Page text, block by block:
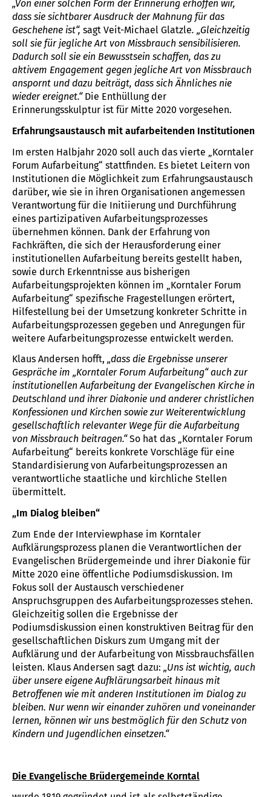
„Von einer solchen Form der Erinnerung erhoffen wir,
dass sie sichtbarer Ausdruck der Mahnung für das
Geschehene ist“, sagt Veit-Michael Glatzle. „Gleichzeitig
soll sie für jegliche Art von Missbrauch sensibilisieren.
Dadurch soll sie ein Bewusstsein schaffen, das zu
aktivem Engagement gegen jegliche Art von Missbrauch
anspornt und dazu beiträgt, dass sich Ähnliches nie
wieder ereignet.“ Die Enthüllung der
Erinnerungsskulptur ist für Mitte 2020 vorgesehen.
Erfahrungsaustausch mit aufarbeitenden Institutionen
Im ersten Halbjahr 2020 soll auch das vierte „Korntaler
Forum Aufarbeitung“ stattfinden. Es bietet Leitern von
Institutionen die Möglichkeit zum Erfahrungsaustausch
darüber, wie sie in ihren Organisationen angemessen
Verantwortung für die Initiierung und Durchführung
eines partizipativen Aufarbeitungsprozesses
übernehmen können. Dank der Erfahrung von
Fachkräften, die sich der Herausforderung einer
institutionellen Aufarbeitung bereits gestellt haben,
sowie durch Erkenntnisse aus bisherigen
Aufarbeitungsprojekten können im „Korntaler Forum
Aufarbeitung“ spezifische Fragestellungen erörtert,
Hilfestellung bei der Umsetzung konkreter Schritte in
Aufarbeitungsprozessen gegeben und Anregungen für
weitere Aufarbeitungsprozesse entwickelt werden.
Klaus Andersen hofft, „dass die Ergebnisse unserer
Gespräche im „Korntaler Forum Aufarbeitung“ auch zur
institutionellen Aufarbeitung der Evangelischen Kirche in
Deutschland und ihrer Diakonie und anderer christlichen
Konfessionen und Kirchen sowie zur Weiterentwicklung
gesellschaftlich relevanter Wege für die Aufarbeitung
von Missbrauch beitragen.“So hat das „Korntaler Forum
Aufarbeitung“ bereits konkrete Vorschläge für eine
Standardisierung von Aufarbeitungsprozessen an
verantwortliche staatliche und kirchliche Stellen
übermittelt.
„Im Dialog bleiben“
Zum Ende der Interviewphase im Korntaler
Aufklärungsprozess planen die Verantwortlichen der
Evangelischen Brüdergemeinde und ihrer Diakonie für
Mitte 2020 eine öffentliche Podiumsdiskussion. Im
Fokus soll der Austausch verschiedener
Anspruchsgruppen des Aufarbeitungsprozesses stehen.
Gleichzeitig sollen die Ergebnisse der
Podiumsdiskussion einen konstruktiven Beitrag für den
gesellschaftlichen Diskurs zum Umgang mit der
Aufklärung und der Aufarbeitung von Missbrauchsfällen
leisten. Klaus Andersen sagt dazu: „Uns ist wichtig, auch
über unsere eigene Aufklärungsarbeit hinaus mit
Betroffenen wie mit anderen Institutionen im Dialog zu
bleiben. Nur wenn wir einander zuhören und voneinander
lernen, können wir uns bestmöglich für den Schutz von
Kindern und Jugendlichen einsetzen.“
Die Evangelische Brüdergemeinde Korntal